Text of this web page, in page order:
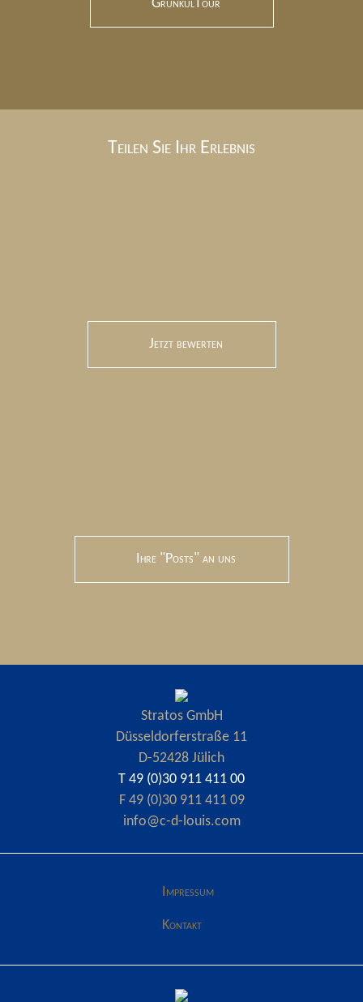
GrünkulTour
Teilen Sie Ihr Erlebnis
Jetzt bewerten
Ihre "Posts" an uns
Stratos GmbH
Düsseldorferstraße 11
D-52428 Jülich
T 49 (0)30 911 411 00
F 49 (0)30 911 411 09
info@c-d-louis.com
Impressum
Kontakt